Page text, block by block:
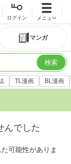
ログイン メニュー
マンガ
検索
TL漫画 BL漫画
んでした
可能性がありま